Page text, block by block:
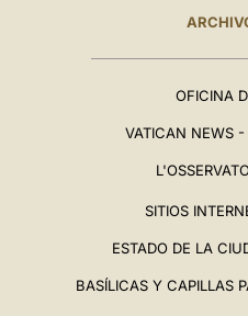
OFICINA
VATICAN NEWS -
SITIOS
ESTADO DE LA
BASÍLICAS Y CAPILLAS